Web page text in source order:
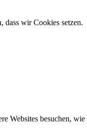
dass wir Cookies setzen.
Websites besuchen,